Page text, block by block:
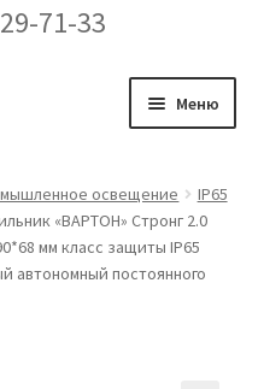
71-33
Меню
освещение
IP65
«ВАРТОН» Стронг 2.0
мм класс защиты IP65
автономный постоянного